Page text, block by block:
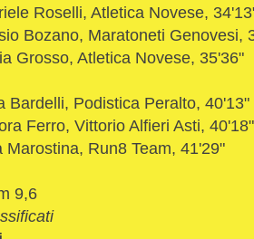
Roselli, Atletica Novese,
Bozano, Maratoneti Genovesi,
Grosso, Atletica Novese, 35'36"
Bardelli, Podistica Peralto, 40'13"
Ferro, Vittorio Alfieri Asti, 40'18"
Marostina, Run8 Team, 41'29"
9,6